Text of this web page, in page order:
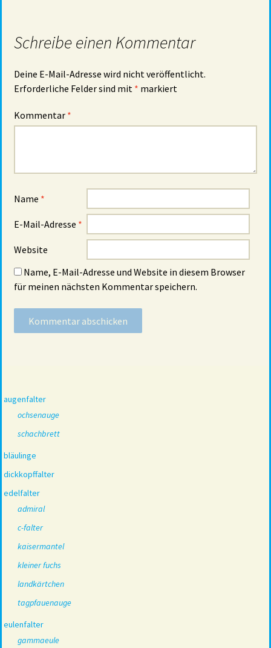
Schreibe einen Kommentar
Deine E-Mail-Adresse wird nicht veröffentlicht.
Erforderliche Felder sind mit * markiert
Kommentar *
Name *
E-Mail-Adresse *
Website
Name, E-Mail-Adresse und Website in diesem Browser
für meinen nächsten Kommentar speichern.
augenfalter
ochsenauge
schachbrett
bläulinge
dickkopffalter
edelfalter
admiral
c-falter
kaisermantel
kleiner fuchs
landkärtchen
tagpfauenauge
eulenfalter
gammaeule